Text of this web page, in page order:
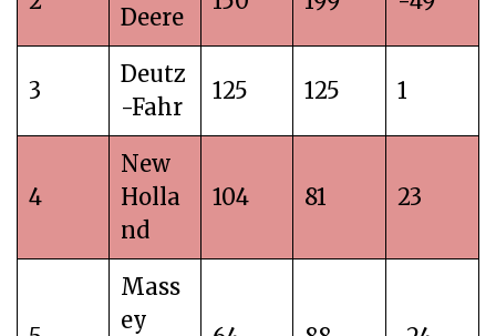
Deere
3
Deutz
-Fahr
125 125 1
4
New
Holla
nd
104 81 23
Mass
ey